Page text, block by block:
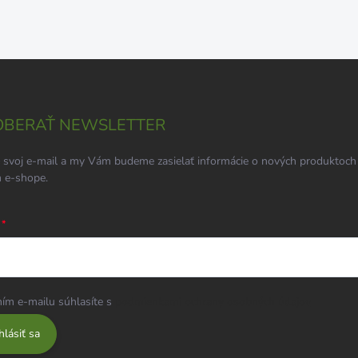
NEWSLETTER
e-mail a my Vám budeme zasielať informácie o nových
e-shope.
e-mailu súhlasíte s
sa